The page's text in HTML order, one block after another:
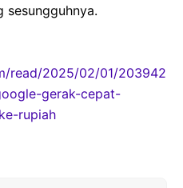
sesungguhnya.
read/2025/02/01/203942
gerak-cepat-
rupiah